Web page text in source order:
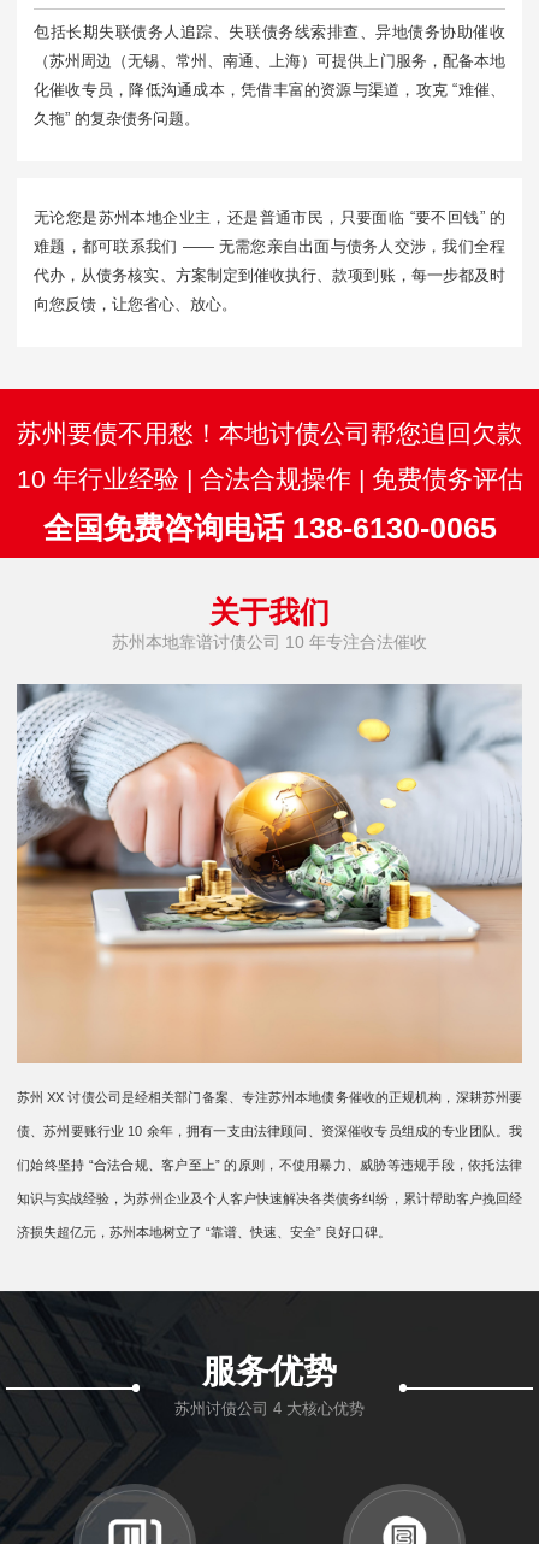
包括长期失联债务人追踪、失联债务线索排查、异地债务协助催收
（苏州周边（无锡、常州、南通、上海）可提供上门服务，配备本地
化催收专员，降低沟通成本，凭借丰富的资源与渠道，攻克 “难催、
久拖” 的复杂债务问题。
无论您是苏州本地企业主，还是普通市民，只要面临 “要不回钱” 的
难题，都可联系我们 —— 无需您亲自出面与债务人交涉，我们全程
代办，从债务核实、方案制定到催收执行、款项到账，每一步都及时
向您反馈，让您省心、放心。
苏州要债不用愁！本地讨债公司帮您追回欠款
10 年行业经验 | 合法合规操作 | 免费债务评估
全国免费咨询电话 138-6130-0065
关于我们
苏州本地靠谱讨债公司 10 年专注合法催收
苏州 XX 讨债公司是经相关部门备案、专注苏州本地债务催收的正规机构，深耕苏州要
债、苏州要账行业 10 余年，拥有一支由法律顾问、资深催收专员组成的专业团队。我
们始终坚持 “合法合规、客户至上” 的原则，不使用暴力、威胁等违规手段，依托法律
知识与实战经验，为苏州企业及个人客户快速解决各类债务纠纷，累计帮助客户挽回经
济损失超亿元，苏州本地树立了 “靠谱、快速、安全” 良好口碑。
服务优势
苏州讨债公司 4 大核心优势